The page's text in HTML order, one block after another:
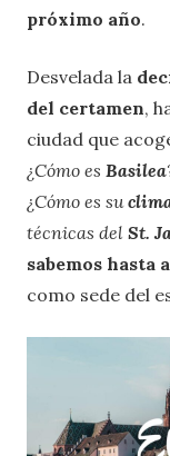
próximo año.
Desvelada la
del certamen,
ciudad que
¿Cómo es Basilea
¿Cómo es su
técnicas del St.
sabemos hasta
como sede del